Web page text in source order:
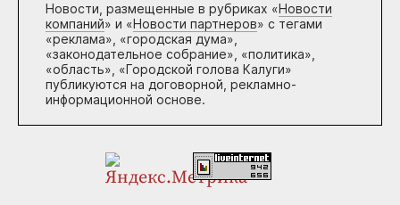
Новости, размещенные в рубриках «Новости
компаний» и «Новости партнеров» с тегами
«реклама», «городская дума»,
«законодательное собрание», «политика»,
«область», «Городской голова Калуги»
публикуются на договорной, рекламно-
информационной основе.